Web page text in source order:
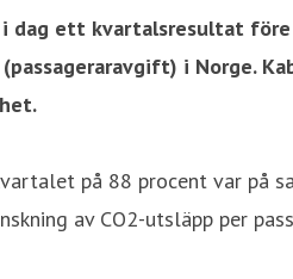
dag ett kvartalsresultat
i Norge.
på 88 procent var på
av CO2-utsläpp per